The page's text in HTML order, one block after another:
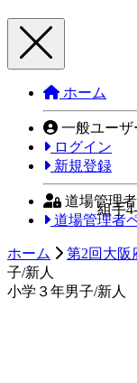
ホーム
一般ユーザ
ログイン
新規登録
道場管理者
道場管理者
ホーム 第2回大阪
子/新人
小学３年男子/新人
組手